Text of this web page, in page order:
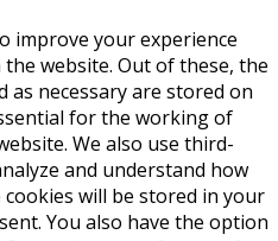
improve your experience
website. Out of these, the
as necessary are stored on
for the working of
We also use third-
and understand how
will be stored in your
You also have the option